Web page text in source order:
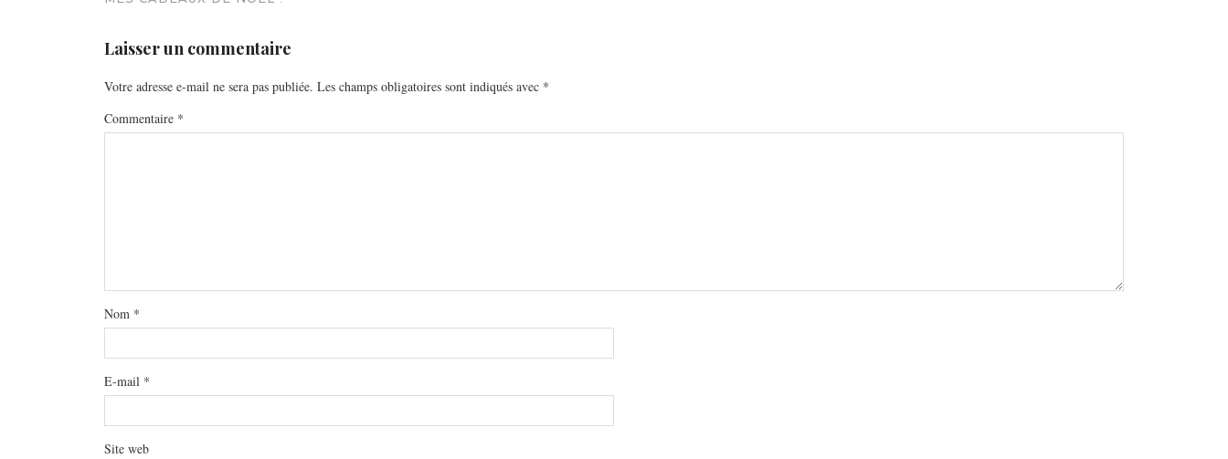
Laisser un commentaire
Votre adresse e-mail ne sera pas publiée. Les champs obligatoires sont indiqués avec *
Commentaire *
Nom *
E-mail *
Site web